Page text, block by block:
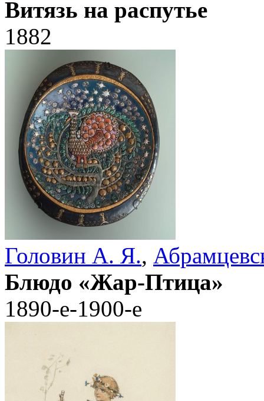
Витязь на распутье
1882
Головин А. Я.,
Блюдо «Жар-Птица»
1890-е-1900-е